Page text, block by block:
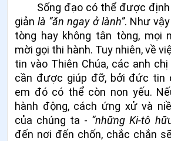
Sống đạo có thể được
giảnlà “ăn ngay ở lành”. Như
tòng hay không tân tòng, mọi
mời gọi thi hành. Tuy nhiên, về
tin vào Thiên Chúa, các anh
cần được giúp đỡ, bởi đức tin
em đó có thể còn non yếu.
hành động, cách ứng xử và
của chúng ta - “những Ki-tô
đến nơi đến chốn, chắc chắn